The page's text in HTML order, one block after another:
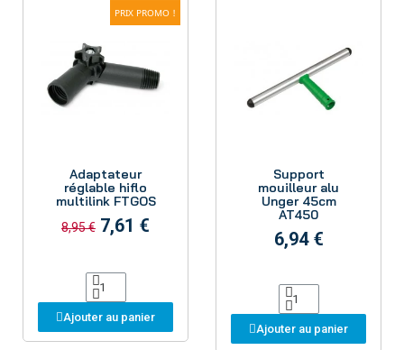
PRIX PROMO !
Adaptateur
réglable hiflo
multilink FTGOS
8,95 € 7,61 €
Ajouter au panier
Support
mouilleur alu
Unger 45cm
AT450
6,94 €
Ajouter au panier